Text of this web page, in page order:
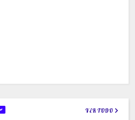
VER TODO